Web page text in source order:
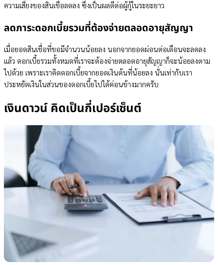
ความเสี่ยงของสินเชื่อลดลง ซึ่งเป็นผลดีต่อผู้กู้ในระยะยาว
ลดภาระดอกเบี้ยรวมที่ต้องจ่ายตลอดอายุสัญญา
เมื่อยอดสินเชื่อที่ขอมีจำนวนน้อยลง นอกจากยอดผ่อนต่อเดือนจะลดลง
แล้ว ดอกเบี้ยรวมทั้งหมดที่เราจะต้องจ่ายตลอดอายุสัญญาก็จะน้อยลงตาม
ไปด้วย เพราะเราคิดดอกเบี้ยจากยอดเงินต้นที่น้อยลง นั่นเท่ากับเรา
ประหยัดเงินในส่วนของดอกเบี้ยไปได้ค่อนข้างมากครับ
เงินดาวน์ คิดเป็นกี่เปอร์เซ็นต์